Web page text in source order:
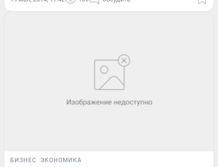
БИЗНЕС ЭКОНОМИКА